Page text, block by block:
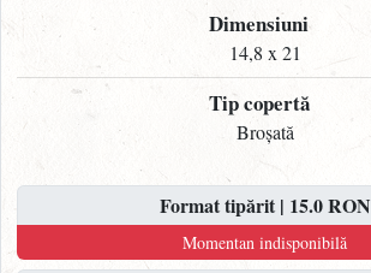
Dimensiuni
14,8 x 21
Tip copertă
Broșată
Format tipărit | 15.0 RON
Momentan indisponibilă